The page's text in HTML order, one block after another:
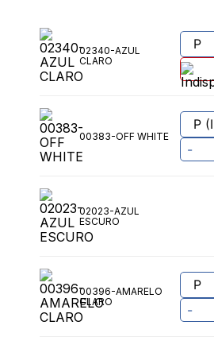
02340-AZUL
CLARO
00383-OFF WHITE
-
02023-AZUL
ESCURO
00396-AMARELO
CLARO
-